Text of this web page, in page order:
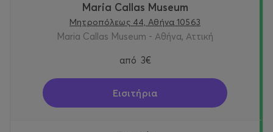
Maria Callas Museum
Μητροπόλεως 44, Αθήνα 10563
Maria Callas Museum - Αθήνα, Αττική
από 3€
Εισιτήρια